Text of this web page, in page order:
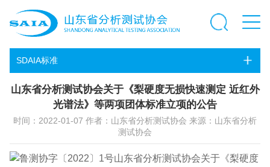
SDAIA标准
山东省分析测试协会关于《梨硬度无损快速测定 近红外
光谱法》等两项团体标准立项的公告
时间：2022-01-07 作者：山东省分析测试协会 来源：山东省分析
测试协会